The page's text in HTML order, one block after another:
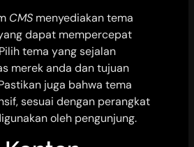
CMS menyediakan tema
dapat mempercepat
tema yang sejalan
merek anda dan tujuan
juga bahwa tema
sesuai dengan perangkat
oleh pengunjung.